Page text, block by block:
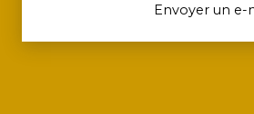
Envoyer un e-